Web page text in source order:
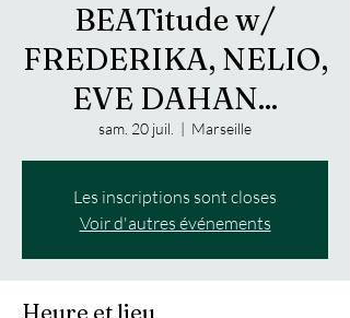
BEATitude w/
FREDERIKA, NELIO,
EVE DAHAN...
sam. 20 juil.
  |
Marseille
Les inscriptions sont closes
Voir d'autres événements
Heure et lieu